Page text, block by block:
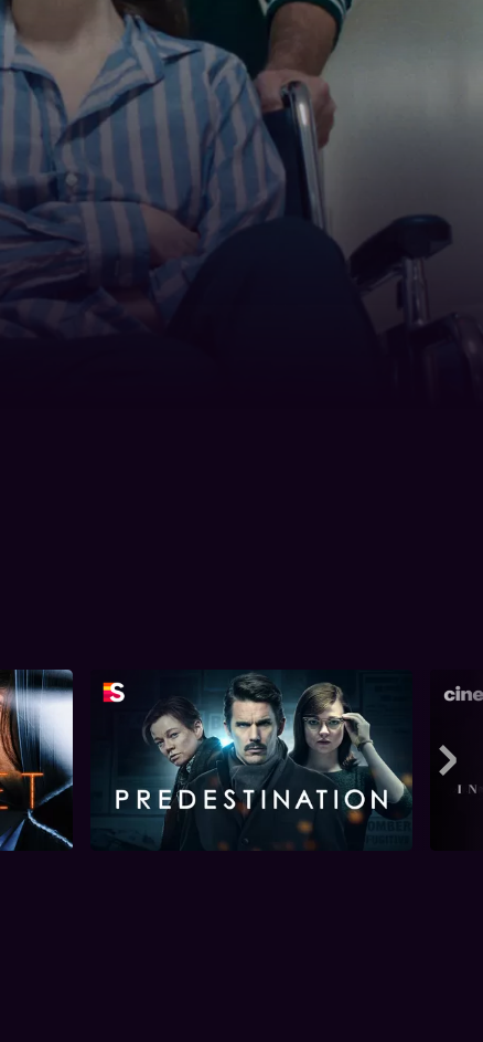
Predestination